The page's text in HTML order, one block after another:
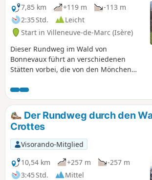
7,85 km
+119 m
-113 m
2:35 Std.
Leicht
Start in Villeneuve-de-Marc (Isère)
Dieser Rundweg im Wald von
Bonnevaux führt an verschiedenen
Stätten vorbei, die von den Mönchen
nicht mehr existierenden
Zisterzienserkloster, bewirtschaftet
wurden. Eine spezielle Beschilderung
verweist mittels Nummerierung auf die
in einer Broschüre beschriebenen
Stätten.
Der Rundweg durch den
Crottes
Visorando-Mitglied
10,54 km
+257 m
-257 m
3:45 Std.
Mittel